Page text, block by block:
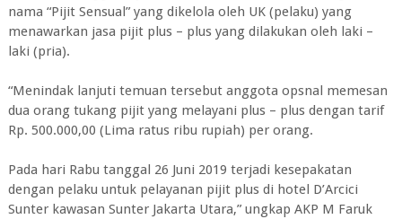
nama “Pijit Sensual” yang dikelola oleh UK (pelaku) yang
menawarkan jasa pijit plus – plus yang dilakukan oleh laki –
laki (pria).
“Menindak lanjuti temuan tersebut anggota opsnal memesan
dua orang tukang pijit yang melayani plus – plus dengan tarif
Rp. 500.000,00 (Lima ratus ribu rupiah) per orang.
Pada hari Rabu tanggal 26 Juni 2019 terjadi kesepakatan
dengan pelaku untuk pelayanan pijit plus di hotel D’Arcici
Sunter kawasan Sunter Jakarta Utara,” ungkap AKP M Faruk